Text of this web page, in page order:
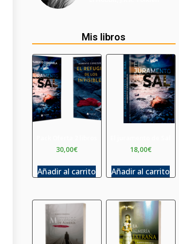
Mis libros
30,00€
Añadir al carrito
18,00€
Añadir al carrito